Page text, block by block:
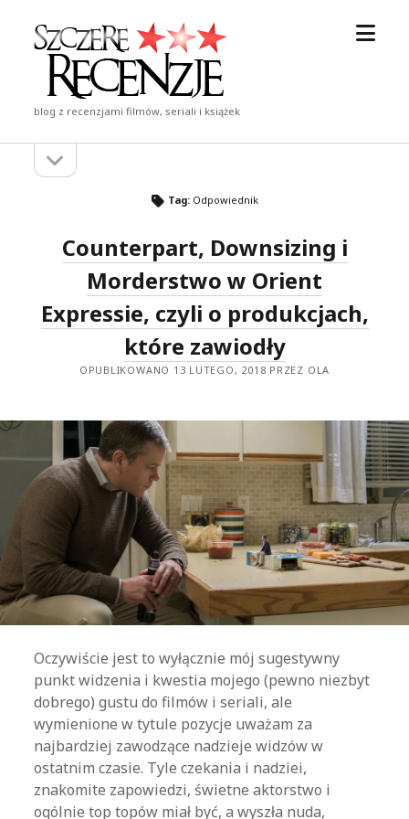
Szczere
Recenzje
blog z recenzjami filmów, seriali i książek
Pasekpasek
Tag: Odpowiednik
Counterpart, Downsizing i
Morderstwo w Orient
Expressie, czyli o produkcjach,
które zawiodły
OPUBLIKOWANO 13 LUTEGO, 2018 PRZEZ OLA
Oczywiście jest to wyłącznie mój sugestywny
punkt widzenia i kwestia mojego (pewno niezbyt
dobrego) gustu do filmów i seriali, ale
wymienione w tytule pozycje uważam za
najbardziej zawodzące nadzieje widzów w
ostatnim czasie. Tyle czekania i nadziei,
znakomite zapowiedzi, świetne aktorstwo i
ogólnie top topów miał być, a wyszła nuda,